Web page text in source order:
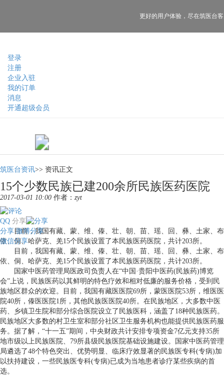
登录
注册
企业入驻
我的订单
消息
开通超级会员
更好的用户体验， 尽在筑医台
筑医台资讯>> 资讯正文
15个少数民族已建200余所民族医药医院
2017-03-01 10:00 作者： zyt
分享
QQ
分享 微博分享
微信分享
目前，我国有藏、蒙、维、傣、壮、朝、苗、瑶、回、彝、土家、布
依、侗、哈萨克、羌15个民族设置了本民族医药医院，共计203所。
目前，我国有藏、蒙、维、傣、壮、朝、苗、瑶、回、彝、土家、布
依、侗、哈萨克、羌15个民族设置了本民族医药医院，共计203所。
国家中医药管理局医政司负责人在“中国·贵阳中医药(民族药)博览
会”上说，民族医药以其鲜明的特色疗效和相对低廉的服务价格，受到民
族地区群众的欢迎。目前，我国有藏医医院69所，蒙医医院53所，维医医
院40所，傣医医院1所，其他民族医医院40所。在民族地区，大多数中医
药、乡镇卫生院和部分综合医院设立了民族医科，涵盖了18种民族医药。
民族地区大多数的村卫生室和部分社区卫生服务机构也能提供民族医药服
务。据了解，“十一五”期间，中央财政共计安排专项资金7亿元支持35所
地市级以上民族医院、79所县级民族医院基础设施建设。国家中医药管理
局遴选了48个特色突出、优势明显、临床疗效显著的民族医专科(专病)加
以扶持建设，一些民族医专科(专病)已成为当地患者诊疗某些疾病的首
选。